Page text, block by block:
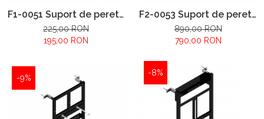
F1-0051 Suport de perete
și pardoseală încorporat -
bideu
225,00 RON
195,00 RON
F2-0053 Suport de perete
și pardoseală încorporat
pentru bideu
890,00 RON
790,00 RON
-9%
-8%